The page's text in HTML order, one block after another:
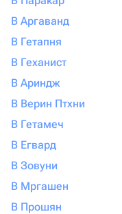
В Аргаванд
В Гетапня
В Геханист
В Ариндж
В Верин Птхни
В Гетамеч
В Егвард
В Зовуни
В Мргашен
В Прошян